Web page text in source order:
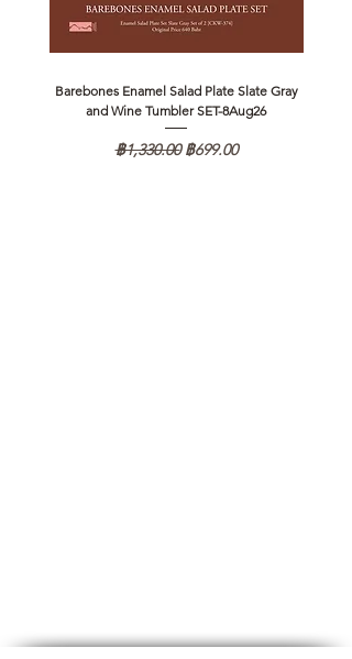
Barebones Enamel Salad Plate Slate Gray
and Wine Tumbler SET-8Aug26
ราคาปกติ
฿1,330.00 ราคาขายลด
฿699.00